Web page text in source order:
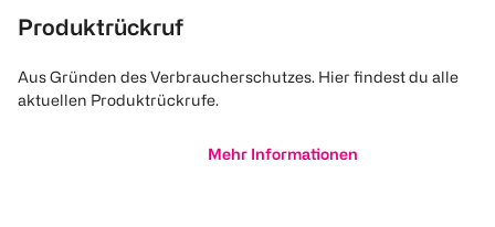
Produktrückruf
Aus Gründen des Verbraucherschutzes. Hier findest du alle
aktuellen Produktrückrufe.
Mehr Informationen